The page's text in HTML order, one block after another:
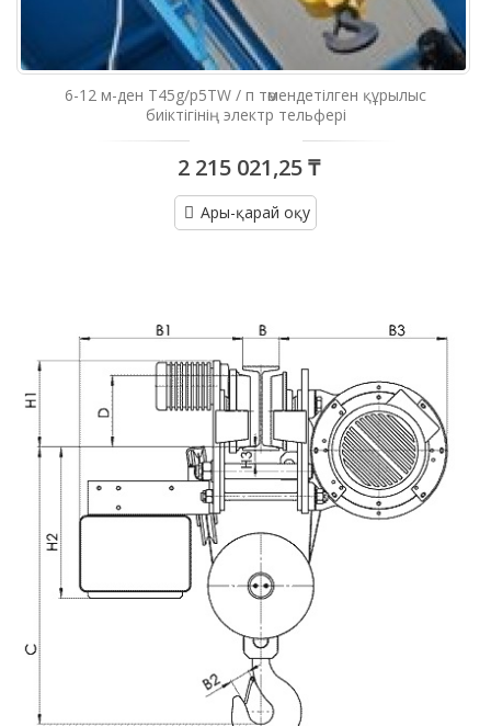
6-12 м-ден T45g/p5TW / п төмендетілген құрылыс
биіктігінің электр тельфері
2 215 021,25 ₸
Ары-қарай оқу